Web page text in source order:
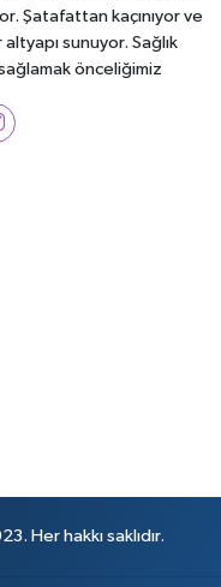
Şatafattan kaçınıyor ve
sunuyor. Sağlık
önceliğimiz
Her hakkı saklıdır.